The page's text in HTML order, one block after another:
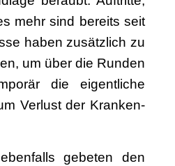
mehr sind bereits seit
haben zusätzlich zu
um über die Runden
die eigentliche
Verlust der Kranken-
gebeten den